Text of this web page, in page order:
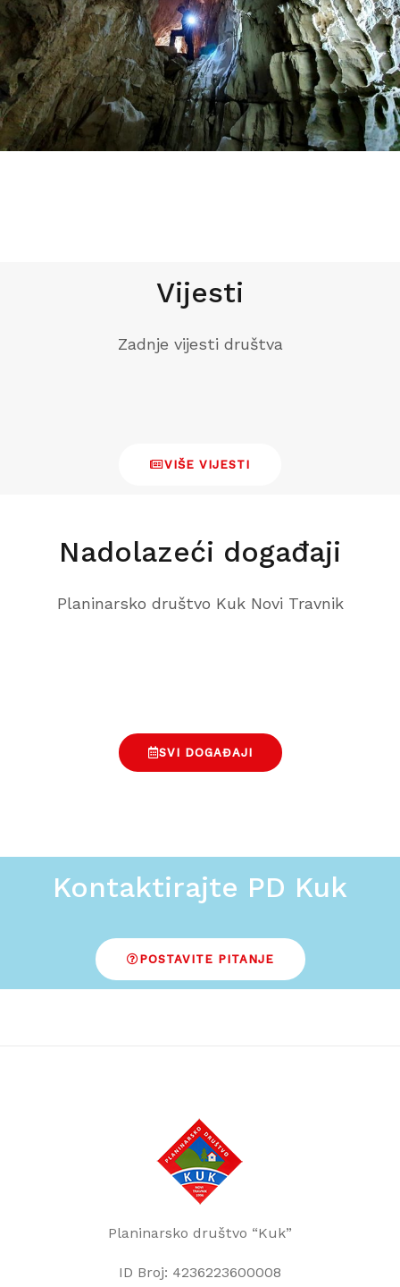
Vijesti
Zadnje vijesti društva
VIŠE VIJESTI
Nadolazeći događaji
Planinarsko društvo Kuk Novi Travnik
SVI DOGAĐAJI
Kontaktirajte PD Kuk
POSTAVITE PITANJE
Planinarsko društvo “Kuk”
ID Broj: 4236223600008